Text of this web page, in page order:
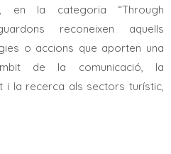
en la categoria “Through
reconeixen aquells
o accions que aporten una
de la comunicació, la
i la recerca als sectors turístic,